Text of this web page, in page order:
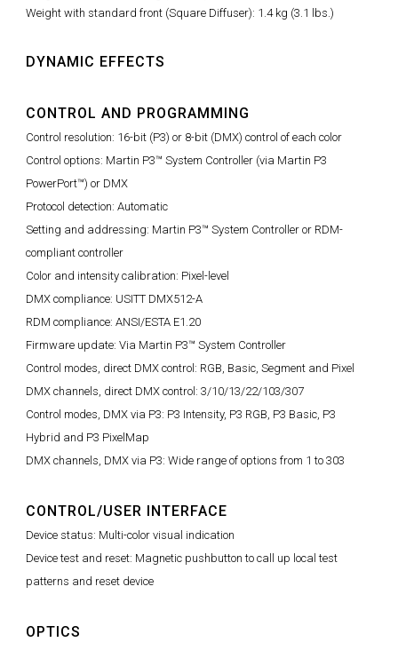
Weight with standard front (Square Diffuser): 1.4 kg (3.1 lbs.)
DYNAMIC EFFECTS
CONTROL AND PROGRAMMING
Control resolution: 16-bit (P3) or 8-bit (DMX) control of each color
Control options: Martin P3™ System Controller (via Martin P3
PowerPort™) or DMX
Protocol detection: Automatic
Setting and addressing: Martin P3™ System Controller or RDM-
compliant controller
Color and intensity calibration: Pixel-level
DMX compliance: USITT DMX512-A
RDM compliance: ANSI/ESTA E1.20
Firmware update: Via Martin P3™ System Controller
Control modes, direct DMX control: RGB, Basic, Segment and Pixel
DMX channels, direct DMX control: 3/10/13/22/103/307
Control modes, DMX via P3: P3 Intensity, P3 RGB, P3 Basic, P3
Hybrid and P3 PixelMap
DMX channels, DMX via P3: Wide range of options from 1 to 303
CONTROL/USER INTERFACE
Device status: Multi-color visual indication
Device test and reset: Magnetic pushbutton to call up local test
patterns and reset device
OPTICS